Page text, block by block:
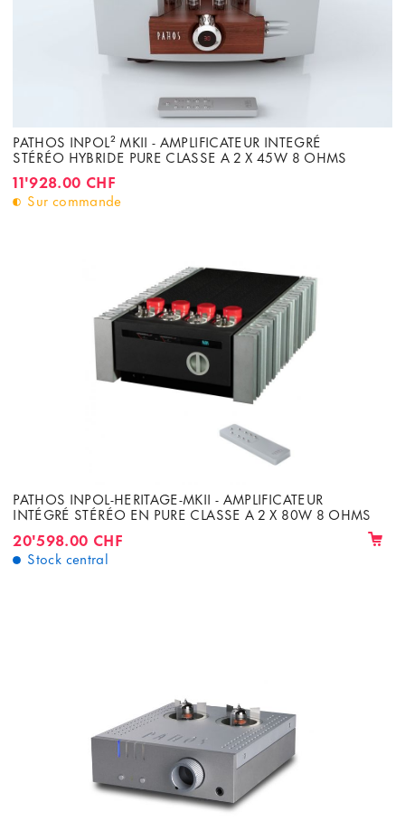
PATHOS INPOL² MKII - AMPLIFICATEUR INTEGRÉ
STÉRÉO HYBRIDE PURE CLASSE A 2 X 45W 8 OHMS
11'928.00 CHF
Sur commande
PATHOS INPOL-HERITAGE-MKII - AMPLIFICATEUR
INTÉGRÉ STÉRÉO EN PURE CLASSE A 2 X 80W 8 OHMS
20'598.00 CHF
Stock central